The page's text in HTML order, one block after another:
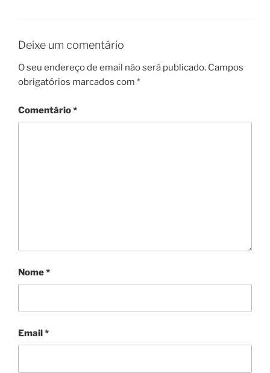
Deixe um comentário
O seu endereço de email não será publicado. Campos
obrigatórios marcados com *
Comentário*
Nome*
Email*